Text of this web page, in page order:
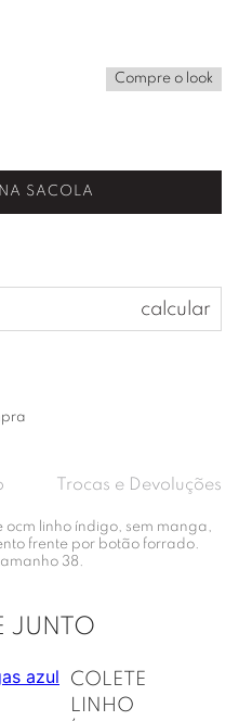
Compre o look
SACOLA
Trocas e Devoluções
ocm linho índigo, sem manga,
frente por botão forrado.
38.
JUNTO
COLETE
LINHO